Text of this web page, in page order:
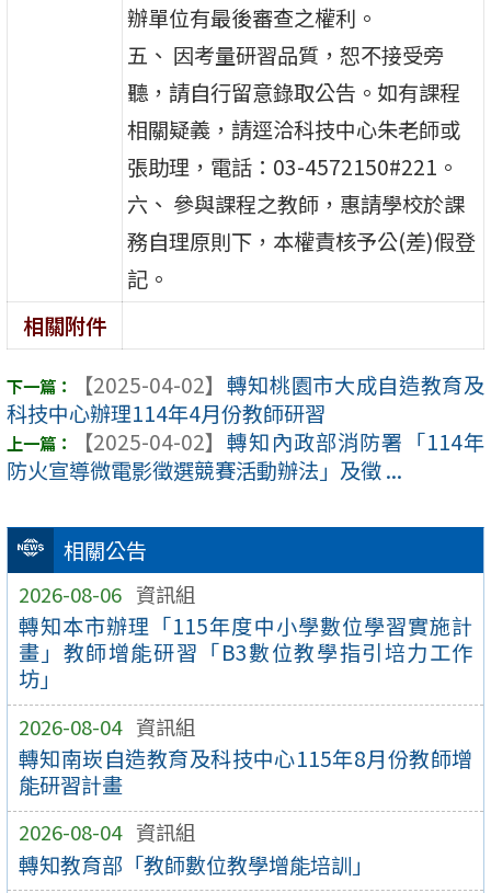
相關公告
2026-08-06 資訊組
轉知本市辦理「115年度中小學數位學習實施計
畫」教師增能研習「B3數位教學指引培力工作
坊」
2026-08-04 資訊組
轉知南崁自造教育及科技中心115年8月份教師增
能研習計畫
2026-08-04 資訊組
轉知教育部「教師數位教學增能培訓」
辦單位有最後審查之權利。
五、 因考量研習品質，恕不接受旁
聽，請自行留意錄取公告。如有課程
相關疑義，請逕洽科技中心朱老師或
張助理，電話：03-4572150#221。
六、 參與課程之教師，惠請學校於課
務自理原則下，本權責核予公(差)假登
記。
相關附件
【2025-04-02】 轉知桃園市大成自造教育及
科技中心辦理114年4月份教師研習
【2025-04-02】 轉知內政部消防署「114年
防火宣導微電影徵選競賽活動辦法」及徵 ...